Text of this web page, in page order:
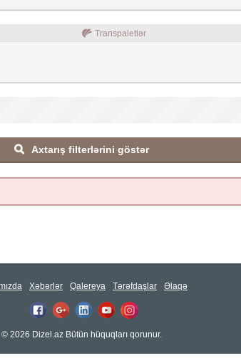
Transpaletlər
Axtarış filterlərini göstər
Xəbərlər Qalereya Tərəfdaşlar Əlaqə
© 2026 Dizel.az Bütün hüquqları qorunur.